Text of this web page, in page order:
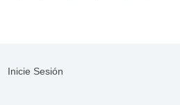
Inicie Sesión